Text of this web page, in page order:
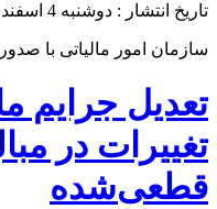
تاریخ انتشار : دوشنبه 4 اسفند 1404 - 21:56
سازمان امور مالیاتی با
تعدیل جرایم
تغییرات در
قطعی‌شده